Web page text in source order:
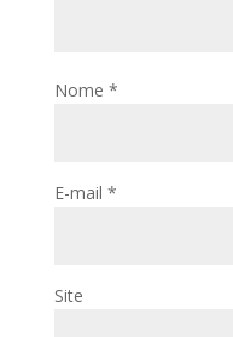
Nome *
E-mail *
Site